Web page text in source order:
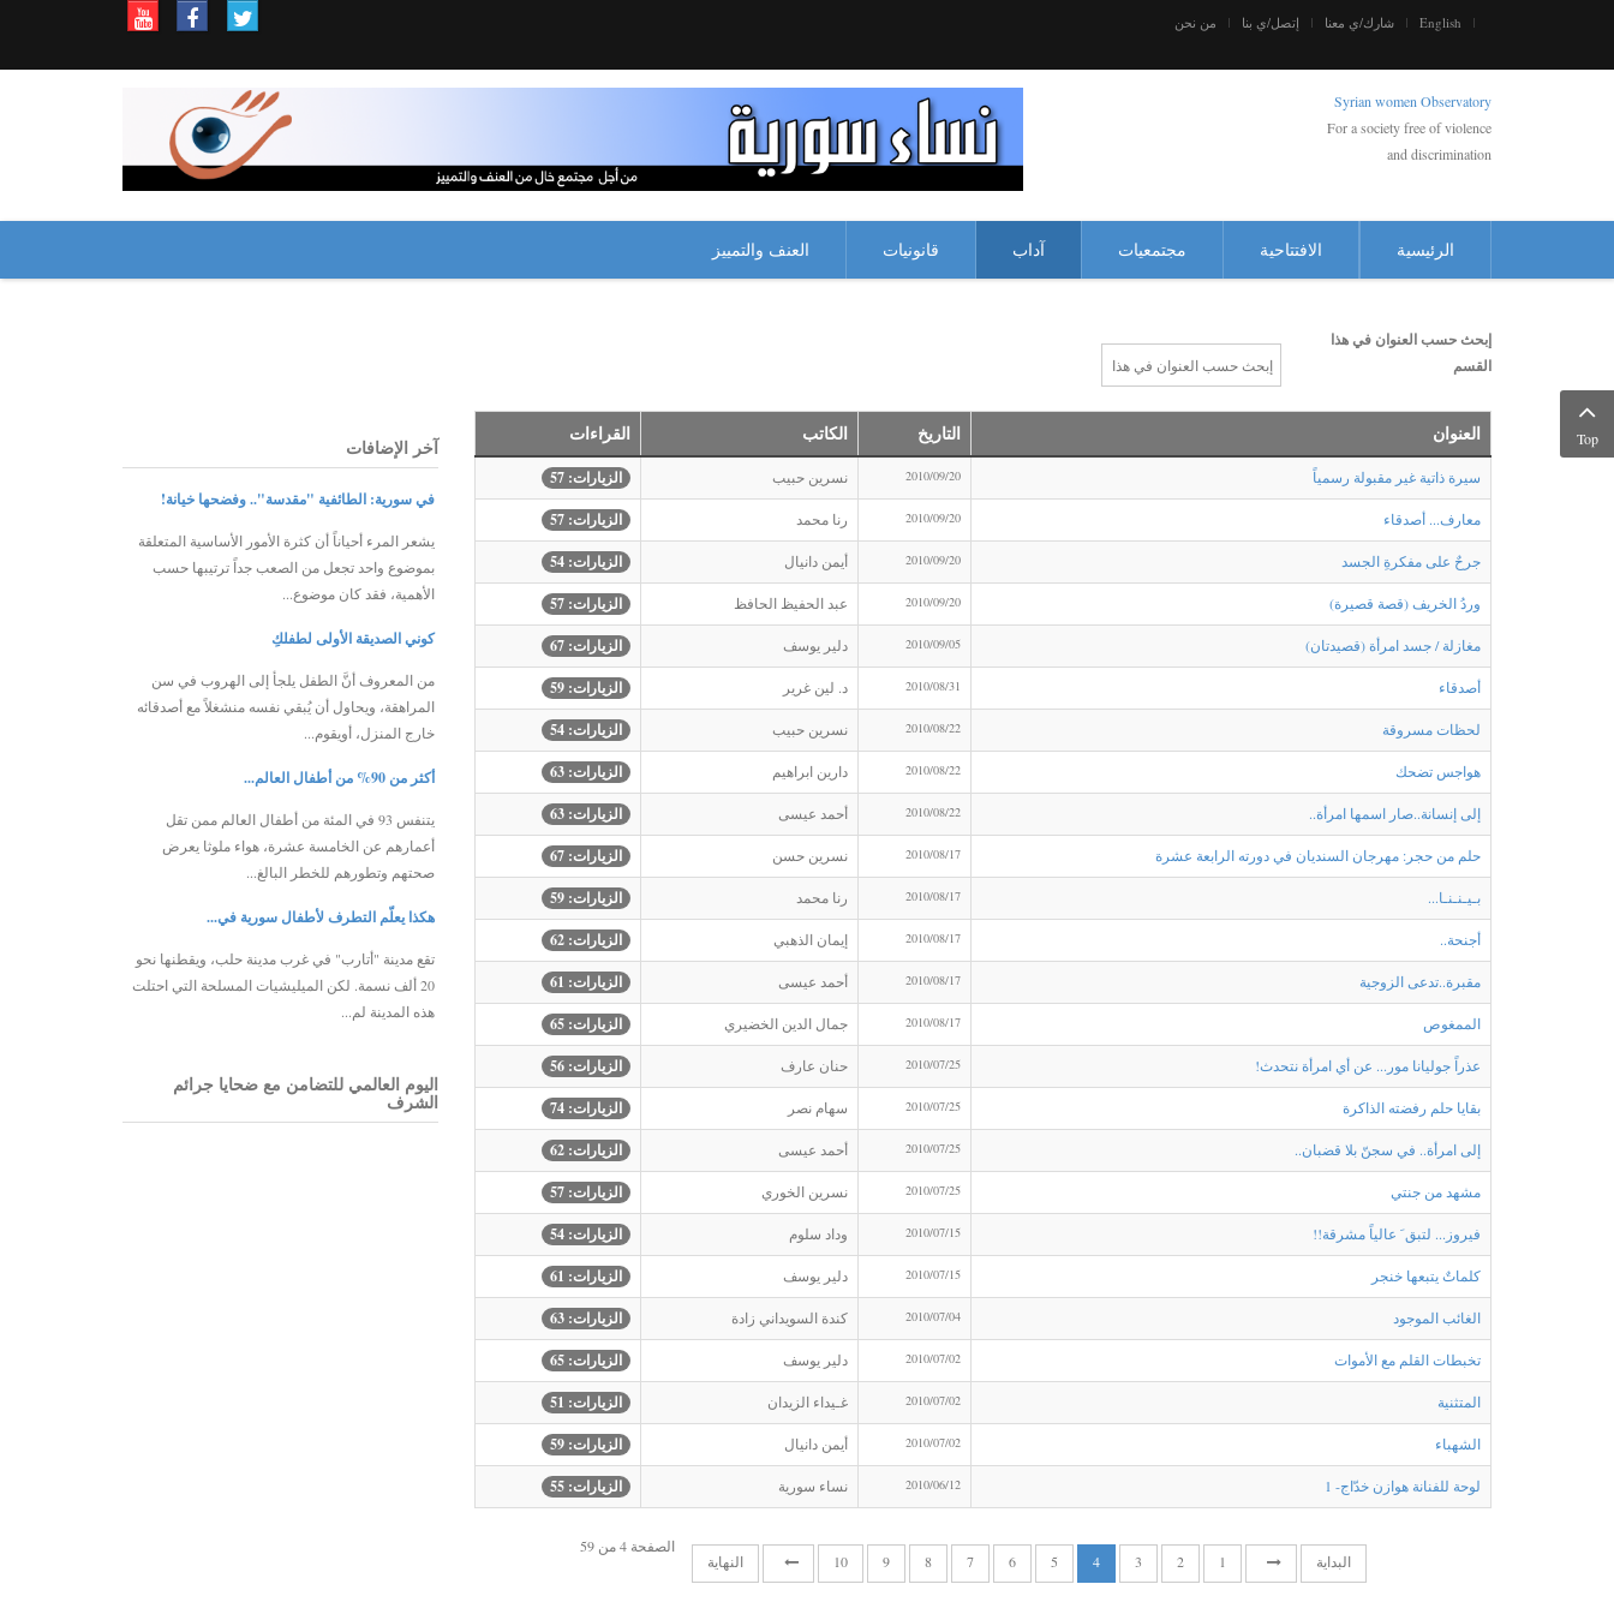
English شارك/ي معنا إتصل/ي بنا من نحن
Syrian women Observatory
For a society free of violence
and discrimination
الرئيسية الافتتاحية مجتمعيات آداب قانونيات العنف والتمييز
إبحث حسب العنوان في هذا
القسم
العنوان التاريخ الكاتب القراءات
سيرة ذاتية غير مقبولة رسمياً 2010/09/20 نسرين حبيب الزيارات: 57
معارف... أصدقاء 2010/09/20 رنا محمد الزيارات: 57
جرحٌ على مفكرةِ الجسد 2010/09/20 أيمن دانيال الزيارات: 54
وردُ الخريف (قصة قصيرة) 2010/09/20 عبد الحفيظ الحافظ الزيارات: 57
مغازلة / جسد امرأة (قصيدتان) 2010/09/05 دلير يوسف الزيارات: 67
أصدقاء 2010/08/31 د. لين غرير الزيارات: 59
لحظات مسروقة 2010/08/22 نسرين حبيب الزيارات: 54
هواجس تضحك 2010/08/22 دارين ابراهيم الزيارات: 63
إلى إنسانة..صار اسمها امرأة.. 2010/08/22 أحمد عيسى الزيارات: 63
حلم من حجر: مهرجان السنديان في دورته الرابعة عشرة 2010/08/17 نسرين حسن الزيارات: 67
بـيـنـنـا... 2010/08/17 رنا محمد الزيارات: 59
أجنحة.. 2010/08/17 إيمان الذهبي الزيارات: 62
مقبرة..تدعى الزوجية 2010/08/17 أحمد عيسى الزيارات: 61
الممغوص 2010/08/17 جمال الدين الخضيري الزيارات: 65
عذراً جوليانا مور... عن أي امرأة نتحدث! 2010/07/25 حنان عارف الزيارات: 56
بقايا حلم رفضته الذاكرة 2010/07/25 سهام نصر الزيارات: 74
إلى امرأة.. في سجنّ بلا قضبان.. 2010/07/25 أحمد عيسى الزيارات: 62
مشهد من جنتي 2010/07/25 نسرين الخوري الزيارات: 57
فيروز... لتبق َ عالياً مشرقة!! 2010/07/15 وداد سلوم الزيارات: 54
كلماتٌ يتبعها خنجر 2010/07/15 دلير يوسف الزيارات: 61
الغائب الموجود 2010/07/04 كندة السويداني زادة الزيارات: 63
تخبطات القلم مع الأموات 2010/07/02 دلير يوسف الزيارات: 65
المتثنية 2010/07/02 غـيداء الزيدان الزيارات: 51
الشهباء 2010/07/02 أيمن دانيال الزيارات: 59
لوحة للفنانة هوازن خدّاج- 1 2010/06/12 نساء سورية الزيارات: 55
الصفحة 4 من 59
البداية
1
2
3
4
5
6
7
8
9
10 النهاية
آخر الإضافات
في سورية: الطائفية "مقدسة".. وفضحها خيانة!
يشعر المرء أحياناً أن كثرة الأمور الأساسية المتعلقة
بموضوع واحد تجعل من الصعب جداً ترتيبها حسب
الأهمية، فقد كان موضوع...
كوني الصديقة الأولى لطفلكِ
من المعروف أنَّ الطفل يلجأ إلى الهروب في سن
المراهقة، ويحاول أن يُبقي نفسه منشغلاً مع أصدقائه
خارج المنزل، أويقوم...
أكثر من 90% من أطفال العالم...
يتنفس 93 في المئة من أطفال العالم ممن تقل
أعمارهم عن الخامسة عشرة، هواء ملوثا يعرض
صحتهم وتطورهم للخطر البالغ...
هكذا يعلّم التطرف لأطفال سورية في...
تقع مدينة "أتارب" في غرب مدينة حلب، ويقطنها نحو
20 ألف نسمة. لكن الميليشيات المسلحة التي احتلت
هذه المدينة لم...
اليوم العالمي للتضامن مع ضحايا جرائم
الشرف
Top